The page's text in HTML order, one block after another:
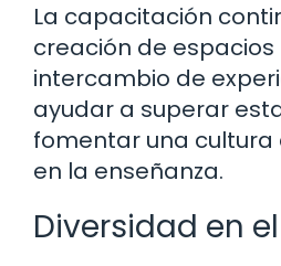
La capacitación
creación de
intercambio de
ayudar a superar
fomentar una cultura
en la enseñanza.
Diversidad en